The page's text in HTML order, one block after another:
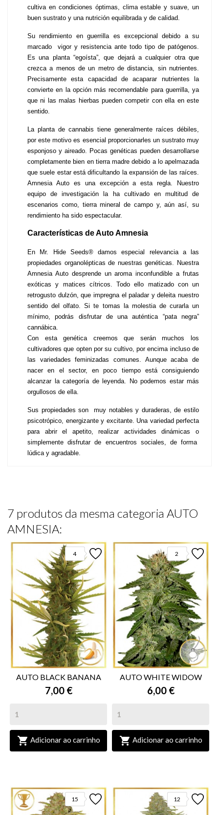
cultiva en condiciones óptimas, clima estable y suave, un
buen sustrato y una nutrición equilibrada y de calidad.
Su rendimiento en guerrilla es excepcional debido a su
marcado  vigor y resistencia ante todo tipo de patógenos.
Es una planta “egoísta”, que dejará a cualquier otra que
crezca a menos de un metro de distancia, sin nutrientes.
Precisamente esta capacidad de acaparar nutrientes la
convierte en la opción más recomendable para guerrilla, ya
que ni las malas hierbas pueden competir con ella en este
sentido.
La planta de cannabis tiene generalmente raíces débiles,
por este motivo es esencial proporcionarles un sustrato muy
esponjoso y aireado. Pocas genéticas pueden desarrollarse
completamente bien en tierra madre debido a lo apelmazada
que suele estar está dificultando la expansión de las raíces.
Amnesia Auto es una excepción a esta regla. Nuestro
equipo de investigación la ha cultivado en multitud de
escenarios como, tierra mineral de campo y, aún así, su
rendimiento ha sido espectacular.
Características de Auto Amnesia
En Mr. Hide Seeds® damos especial relevancia a las
propiedades organolépticas de nuestras genéticas. Nuestra
Amnesia Auto desprende un aroma inconfundible a frutas
exóticas y matices cítricos. Todo ello matizado con un
retrogusto dulzón, que impregna el paladar y deleita nuestro
sentido del olfato. Si te tomas la molestia de curarla un
mínimo, podrás disfrutar de una auténtica “pata negra”
cannábica.
Con esta genética creemos que serán muchos los
cultivadores que opten por su cultivo, por encima incluso de
las variedades feminizadas comunes. Aunque acaba de
nacer en el sector, en poco tiempo está consiguiendo
alcanzar la categoría de leyenda. No podemos estar más
orgullosos de ella.
Sus propiedades son  muy notables y duraderas, de estilo
psicotrópico, energizante y excitante. Una variedad perfecta
para abrir el apetito, realizar actividades dinámicas o
simplemente disfrutar de encuentros sociales, de forma
lúdica y agradable.
7 produtos da mesma categoria AUTO
AMNESIA:
4
AUTO BLACK BANANA
7,00 €
 Adicionar ao carrinho
2
AUTO WHITE WIDOW
6,00 €
 Adicionar ao carrinho
15 12